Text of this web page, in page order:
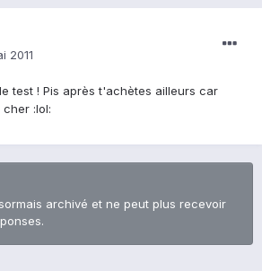
2011
test ! Pis après t'achètes ailleurs car
:lol:
archivé et ne peut plus recevoir